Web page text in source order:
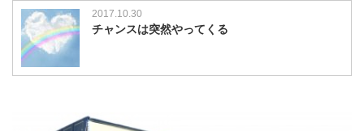
2017.10.30
チャンスは突然やってくる